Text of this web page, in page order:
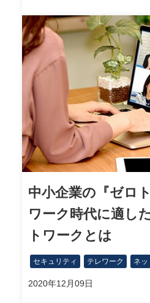
中小企業の『ゼロ
ワーク時代に適し
トワークとは
セキュリティ テレワーク ネッ
2020年12月09日